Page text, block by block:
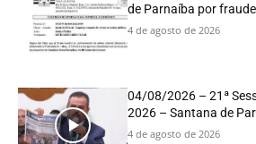
de Parnaíba por
4 de agosto de 2026
04/08/2026 – 21ª
2026 – Santana de
4 de agosto de 2026